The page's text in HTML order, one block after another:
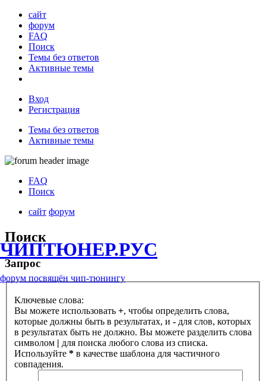
сайт
форум
FAQ
Поиск
Темы без ответов
Активные темы
Вход
Регистрация
Темы без ответов
Активные темы
ЧИПТЮНЕР.РУС
форум посвящён чип-тюнингу
FAQ
Поиск
сайт форум
Поиск
Запрос
Ключевые слова:
Вы можете использовать +, чтобы определить слова,
которые должны быть в результатах, и - для слов, которых
в результатах быть не должно. Вы можете разделить слова
символом | для поиска любого слова из списка.
Используйте * в качестве шаблона для частичного
совпадения.